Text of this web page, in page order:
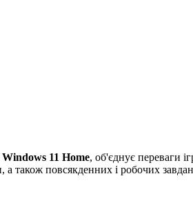
Windows 11 Home, об'єднує переваги
а також повсякденних і робочих